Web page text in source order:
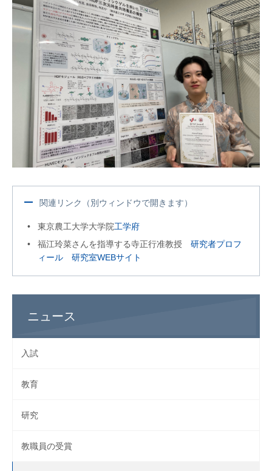
関連リンク（別ウィンドウで開きます）
東京農工大学大学院工学府
福江玲菜さんを指導する寺正行准教授研究者プロフ
ィール
研究室WEBサイト
ニュース
入試
教育
研究
教職員の受賞